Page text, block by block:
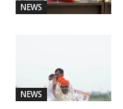
NEWS
NEWS